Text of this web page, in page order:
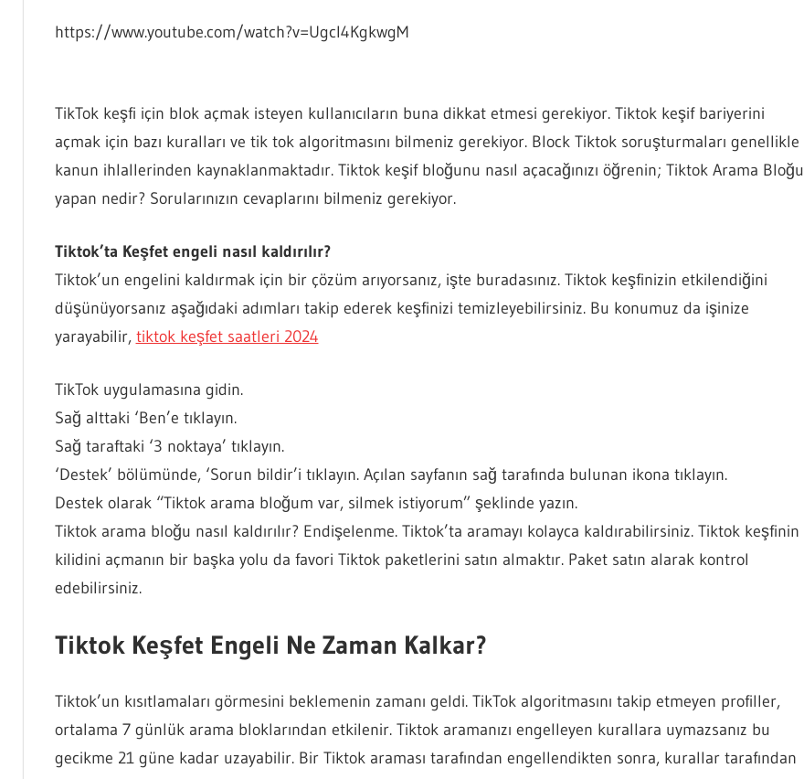
https://www.youtube.com/watch?v=UgcI4KgkwgM
TikTok keşfi için blok açmak isteyen kullanıcıların buna dikkat etmesi gerekiyor. Tiktok keşif bariyerini
açmak için bazı kuralları ve tik tok algoritmasını bilmeniz gerekiyor. Block Tiktok soruşturmaları genellikle
kanun ihlallerinden kaynaklanmaktadır. Tiktok keşif bloğunu nasıl açacağınızı öğrenin; Tiktok Arama Bloğu
yapan nedir? Sorularınızın cevaplarını bilmeniz gerekiyor.
Tiktok’ta Keşfet engeli nasıl kaldırılır?
Tiktok’un engelini kaldırmak için bir çözüm arıyorsanız, işte buradasınız. Tiktok keşfinizin etkilendiğini
düşünüyorsanız aşağıdaki adımları takip ederek keşfinizi temizleyebilirsiniz. Bu konumuz da işinize
yarayabilir, tiktok keşfet saatleri 2024
TikTok uygulamasına gidin.
Sağ alttaki ‘Ben’e tıklayın.
Sağ taraftaki ‘3 noktaya’ tıklayın.
‘Destek’ bölümünde, ‘Sorun bildir’i tıklayın. Açılan sayfanın sağ tarafında bulunan ikona tıklayın.
Destek olarak “Tiktok arama bloğum var, silmek istiyorum” şeklinde yazın.
Tiktok arama bloğu nasıl kaldırılır? Endişelenme. Tiktok’ta aramayı kolayca kaldırabilirsiniz. Tiktok keşfinin
kilidini açmanın bir başka yolu da favori Tiktok paketlerini satın almaktır. Paket satın alarak kontrol
edebilirsiniz.
Tiktok Keşfet Engeli Ne Zaman Kalkar?
Tiktok’un kısıtlamaları görmesini beklemenin zamanı geldi. TikTok algoritmasını takip etmeyen profiller,
ortalama 7 günlük arama bloklarından etkilenir. Tiktok aramanızı engelleyen kurallara uymazsanız bu
gecikme 21 güne kadar uzayabilir. Bir Tiktok araması tarafından engellendikten sonra, kurallar tarafından